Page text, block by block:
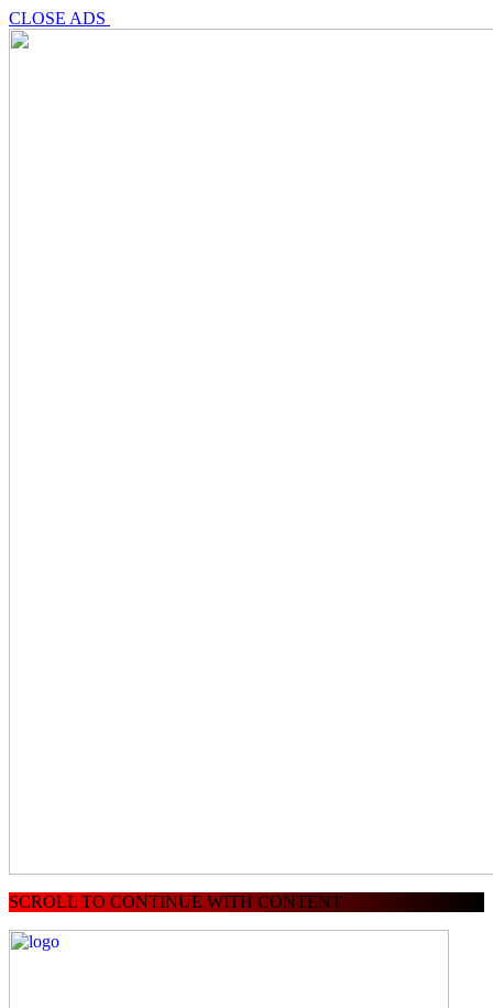
CLOSE ADS
SCROLL TO CONTINUE WITH CONTENT